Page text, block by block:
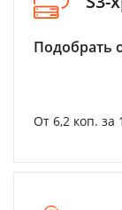
Подобрать
От 6,2 коп. за